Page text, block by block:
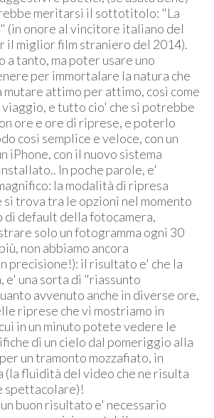
meritarsi il sottotitolo: "La
(in onore al vincitore italiano del
il miglior film straniero del 2014).
a tanto, ma poter usare uno
per immortalare la natura che
mutare attimo per attimo, così come
viaggio, e tutto cio' che si potrebbe
ore e ore di riprese, e poterlo
così semplice e veloce, con un
iPhone, con il nuovo sistema
In poche parole, e'
la modalità di ripresa
si trova tra le opzioni nel momento
di default della fotocamera,
solo un fotogramma ogni 30
non abbiamo ancora
precisione!): il risultato e' che la
una sorta di "riassunto
avvenuto anche in diverse ore,
riprese che vi mostriamo in
in un minuto potete vedere le
di un cielo dal pomeriggio alla
un tramonto mozzafiato, in
(la fluidità del video che ne risulta
spettacolare)!
buon risultato e' necessario